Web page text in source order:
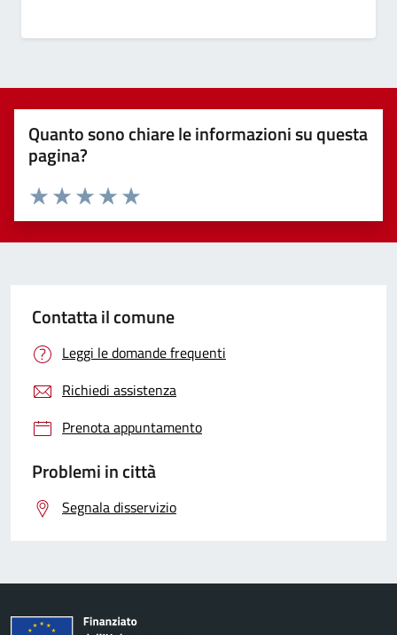
Quanto sono chiare le informazioni su questa
pagina?
Valuta 5 stelle su 5
Valuta 4 stelle su 5
Valuta 3 stelle su 5
Valuta 2 stelle su 5
Valuta 1 stelle su 5
Contatta il comune
Leggi le domande frequenti
Richiedi assistenza
Prenota appuntamento
Problemi in città
Segnala disservizio